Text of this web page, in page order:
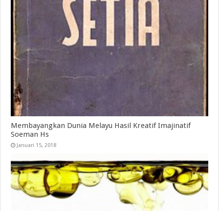
Membayangkan Dunia Melayu Hasil Kreatif Imajinatif
Soeman Hs
Januari 15, 2018